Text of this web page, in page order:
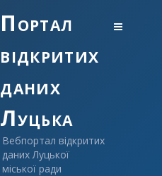
Портал
відкритих
даних
Луцька
Вебпортал відкритих
даних Луцької
міської ради